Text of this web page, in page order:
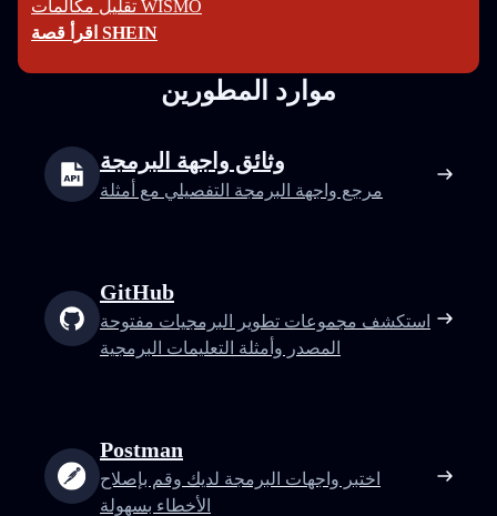
تقليل مكالمات WISMO
اقرأ قصة SHEIN
موارد المطورين
وثائق واجهة البرمجة
مرجع واجهة البرمجة التفصيلي مع أمثلة
GitHub
استكشف مجموعات تطوير البرمجيات مفتوحة
المصدر وأمثلة التعليمات البرمجية
Postman
اختبر واجهات البرمجة لديك وقم بإصلاح
الأخطاء بسهولة